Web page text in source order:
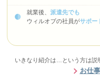
就業後、 派遣先でも
ウィルオブの社員がサポー
いきなり紹介は…という方は説
お仕